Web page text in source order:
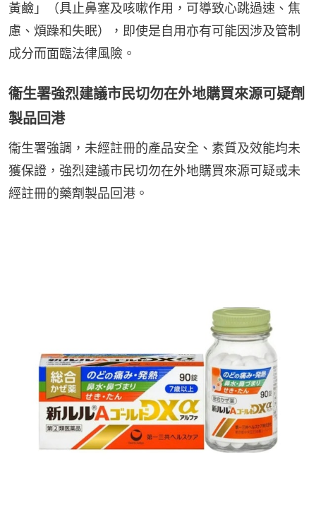
黃鹼」（具止鼻塞及咳嗽作用，可導致心跳過速、焦
慮、煩躁和失眠），即使是自用亦有可能因涉及管制
成分而面臨法律風險。
衞生署強烈建議市民切勿在外地購買來源可疑劑
製品回港
衞生署強調，未經註冊的產品安全、素質及效能均未
獲保證，強烈建議市民切勿在外地購買來源可疑或未
經註冊的藥劑製品回港。